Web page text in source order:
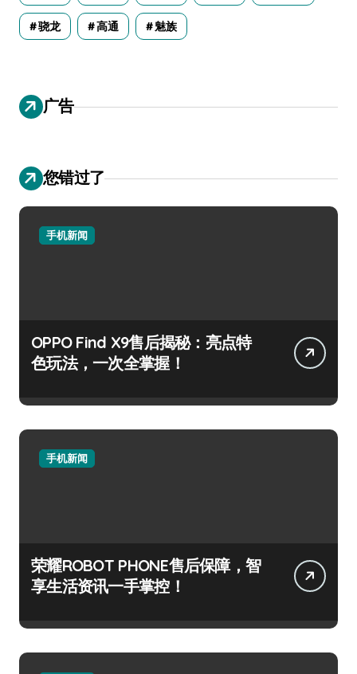
骁龙 高通 魅族
广告
您错过了
手机新闻
OPPO Find X9售后揭秘：亮点特
色玩法，一次全掌握！
手机新闻
荣耀ROBOT PHONE售后保障，智
享生活资讯一手掌控！